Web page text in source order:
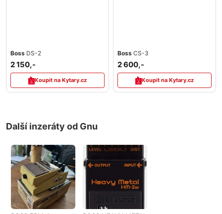
Boss DS-2
2 150,-
Koupit na Kytary.cz
Boss CS-3
2 600,-
Koupit na Kytary.cz
Další inzeráty od Gnu